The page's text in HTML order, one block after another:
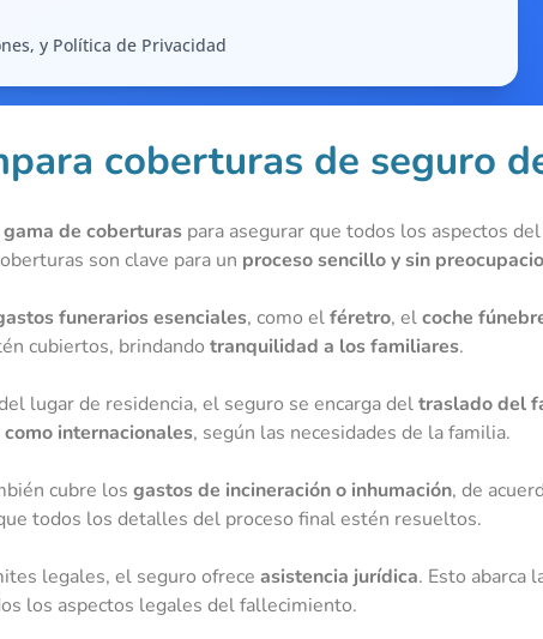
y Política de Privacidad
coberturas de seguro
de coberturas para asegurar que todos los aspectos
son clave para un proceso sencillo y sin
funerarios esenciales, como elféretro, elcoche
cubiertos, brindando tranquilidad a los familiares.
lugar de residencia, el seguro se encarga deltraslado del
internacionales, según las necesidades de la familia.
cubre los gastos de incineración o inhumación, de
todos los detalles del proceso final estén resueltos.
legales, el seguro ofrece asistencia jurídica. Esto abarca
los aspectos legales del fallecimiento.